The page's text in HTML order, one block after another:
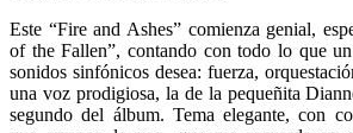
Este “Fire and Ashes” comienza genial,
of the Fallen”, contando con todo lo que
sonidos sinfónicos desea: fuerza,
una voz prodigiosa, la de la pequeñita
segundo del álbum. Tema elegante, con